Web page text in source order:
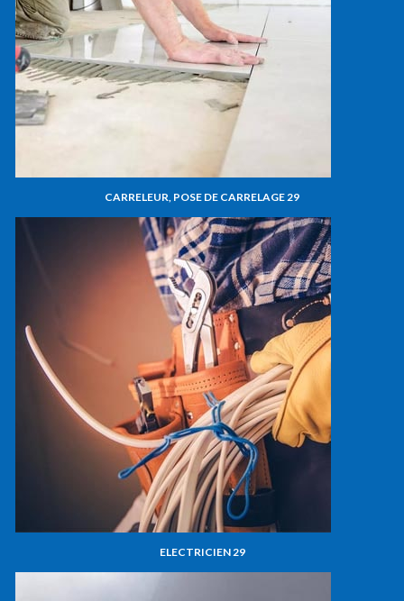
CARRELEUR, POSE DE CARRELAGE 29
ELECTRICIEN 29